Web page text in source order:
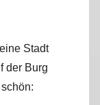
Stadt
der Burg